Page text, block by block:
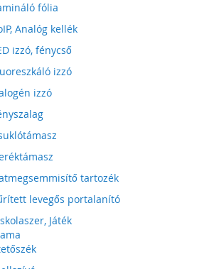
fólia
Analóg kellék
izzó, fénycső
izzó
izzó
tartozék
levegős portalanító
Játék